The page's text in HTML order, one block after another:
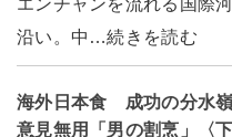
エンチャンを流れる国際
沿い。中…続きを読む
海外日本食 成功の分水
意見無用「男の割烹」〈